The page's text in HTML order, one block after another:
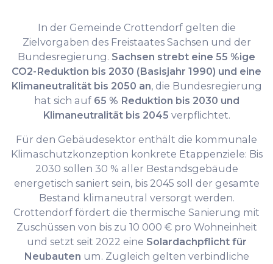
In der Gemeinde Crottendorf gelten die
Zielvorgaben des Freistaates Sachsen und der
Bundesregierung. Sachsen strebt eine 55 %ige
CO2-Reduktion bis 2030 (Basisjahr 1990) und eine
Klimaneutralität bis 2050 an, die Bundesregierung
hat sich auf 65 % Reduktion bis 2030 und
Klimaneutralität bis 2045 verpflichtet.
Für den Gebäudesektor enthält die kommunale
Klimaschutzkonzeption konkrete Etappenziele: Bis
2030 sollen 30 % aller Bestandsgebäude
energetisch saniert sein, bis 2045 soll der gesamte
Bestand klimaneutral versorgt werden.
Crottendorf fördert die thermische Sanierung mit
Zuschüssen von bis zu 10 000 € pro Wohneinheit
und setzt seit 2022 eine Solardachpflicht für
Neubauten um. Zugleich gelten verbindliche